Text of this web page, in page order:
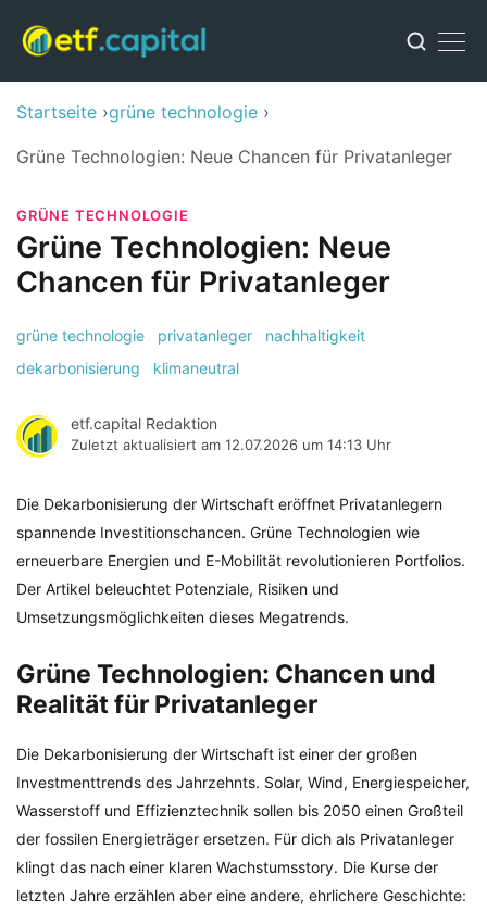
Startseite grüne technologie
Grüne Technologien: Neue Chancen für Privatanleger
GRÜNE TECHNOLOGIE
Grüne Technologien: Neue
Chancen für Privatanleger
grüne technologie privatanleger
nachhaltigkeit
dekarbonisierung
klimaneutral
etf.capital Redaktion
Zuletzt aktualisiert am 12.07.2026 um 14:13 Uhr
Die Dekarbonisierung der Wirtschaft eröffnet Privatanlegern
spannende Investitionschancen. Grüne Technologien wie
erneuerbare Energien und E-Mobilität revolutionieren Portfolios.
Der Artikel beleuchtet Potenziale, Risiken und
Umsetzungsmöglichkeiten dieses Megatrends.
Grüne Technologien: Chancen und
Realität für Privatanleger
Die Dekarbonisierung der Wirtschaft ist einer der großen
Investmenttrends des Jahrzehnts. Solar, Wind, Energiespeicher,
Wasserstoff und Effizienztechnik sollen bis 2050 einen Großteil
der fossilen Energieträger ersetzen. Für dich als Privatanleger
klingt das nach einer klaren Wachstumsstory. Die Kurse der
letzten Jahre erzählen aber eine andere, ehrlichere Geschichte: